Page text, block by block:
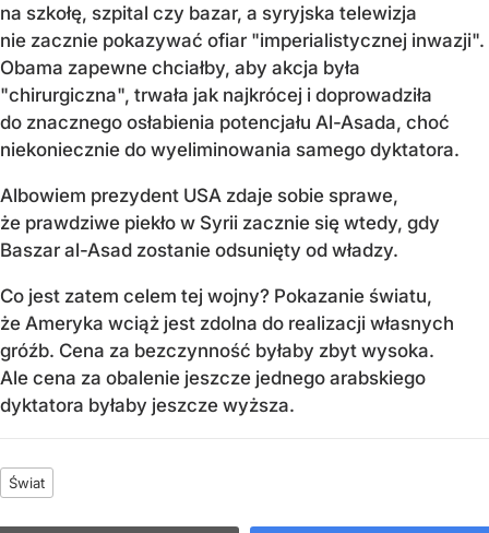
na szkołę, szpital czy bazar, a syryjska telewizja
nie zacznie pokazywać ofiar "imperialistycznej inwazji".
Obama zapewne chciałby, aby akcja była
"chirurgiczna", trwała jak najkrócej i doprowadziła
do znacznego osłabienia potencjału Al-Asada, choć
niekoniecznie do wyeliminowania samego dyktatora.
Albowiem prezydent USA zdaje sobie sprawe,
że prawdziwe piekło w Syrii zacznie się wtedy, gdy
Baszar al-Asad zostanie odsunięty od władzy.
Co jest zatem celem tej wojny? Pokazanie światu,
że Ameryka wciąż jest zdolna do realizacji własnych
gróźb. Cena za bezczynność byłaby zbyt wysoka.
Ale cena za obalenie jeszcze jednego arabskiego
dyktatora byłaby jeszcze wyższa.
Świat